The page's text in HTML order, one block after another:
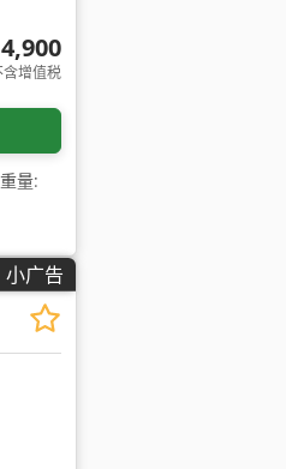
增值税
量:
小广告